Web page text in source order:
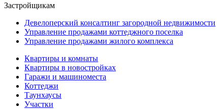
Застройщикам
Девелоперский консалтинг загородной недвижимости
Управление продажами коттеджного поселка
Управление продажами жилого комплекса
Квартиры и комнаты
Квартиры в новостройках
Гаражи и машиноместа
Коттеджи
Таунхаусы
Участки